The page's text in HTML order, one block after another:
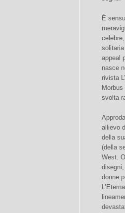
È
celebre,
appeal
nasce
rivista
svolta
allievo
della
(della
West.
donne